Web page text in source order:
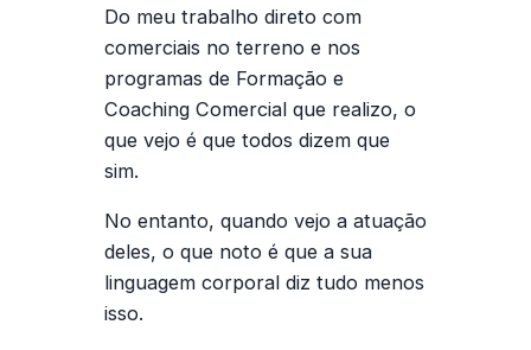
Do meu trabalho direto com
comerciais no terreno e nos
programas de Formação e
Coaching Comercial que realizo, o
que vejo é que todos dizem que
sim.
No entanto, quando vejo a atuação
deles, o que noto é que a sua
linguagem corporal diz tudo menos
isso.